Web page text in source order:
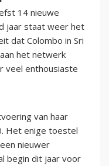
14 nieuwe
jaar staat weer het
dat Colombo in Sri
het netwerk
veel enthousiaste
van haar
Het enige toestel
nieuwer
begin dit jaar voor